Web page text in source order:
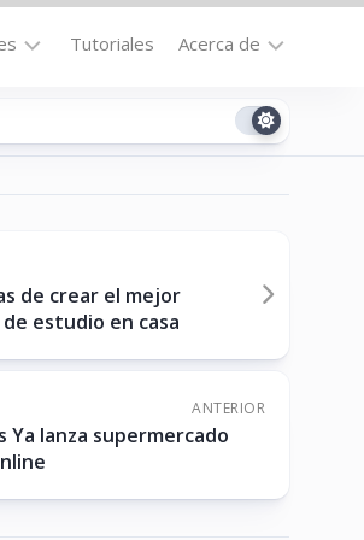
Tutoriales Acerca de
Contacto
(US)
de crear el mejor
estudio en casa
ANTERIOR
Ya lanza supermercado